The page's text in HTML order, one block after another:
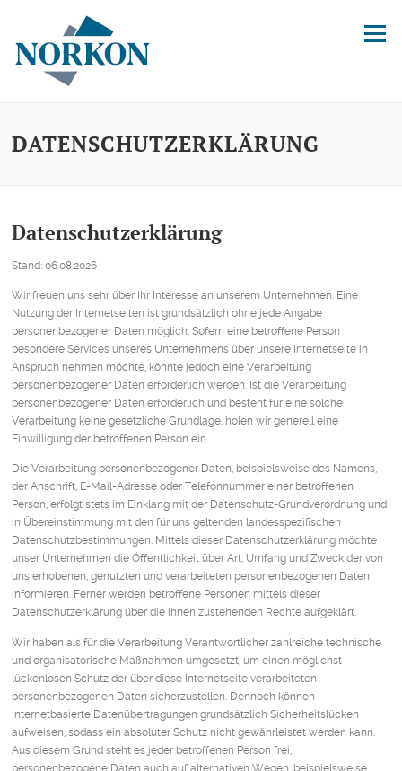
Menü
DATENSCHUTZERKLÄRUNG
Datenschutzerklärung
Stand: 06.08.2026
Wir freuen uns sehr über Ihr Interesse an unserem Unternehmen. Eine
Nutzung der Internetseiten ist grundsätzlich ohne jede Angabe
personenbezogener Daten möglich. Sofern eine betroffene Person
besondere Services unseres Unternehmens über unsere Internetseite in
Anspruch nehmen möchte, könnte jedoch eine Verarbeitung
personenbezogener Daten erforderlich werden. Ist die Verarbeitung
personenbezogener Daten erforderlich und besteht für eine solche
Verarbeitung keine gesetzliche Grundlage, holen wir generell eine
Einwilligung der betroffenen Person ein.
Die Verarbeitung personenbezogener Daten, beispielsweise des Namens,
der Anschrift, E-Mail-Adresse oder Telefonnummer einer betroffenen
Person, erfolgt stets im Einklang mit der Datenschutz-Grundverordnung und
in Übereinstimmung mit den für uns geltenden landesspezifischen
Datenschutzbestimmungen. Mittels dieser Datenschutzerklärung möchte
unser Unternehmen die Öffentlichkeit über Art, Umfang und Zweck der von
uns erhobenen, genutzten und verarbeiteten personenbezogenen Daten
informieren. Ferner werden betroffene Personen mittels dieser
Datenschutzerklärung über die ihnen zustehenden Rechte aufgeklärt.
Wir haben als für die Verarbeitung Verantwortlicher zahlreiche technische
und organisatorische Maßnahmen umgesetzt, um einen möglichst
lückenlosen Schutz der über diese Internetseite verarbeiteten
personenbezogenen Daten sicherzustellen. Dennoch können
Internetbasierte Datenübertragungen grundsätzlich Sicherheitslücken
aufweisen, sodass ein absoluter Schutz nicht gewährleistet werden kann.
Aus diesem Grund steht es jeder betroffenen Person frei,
personenbezogene Daten auch auf alternativen Wegen, beispielsweise